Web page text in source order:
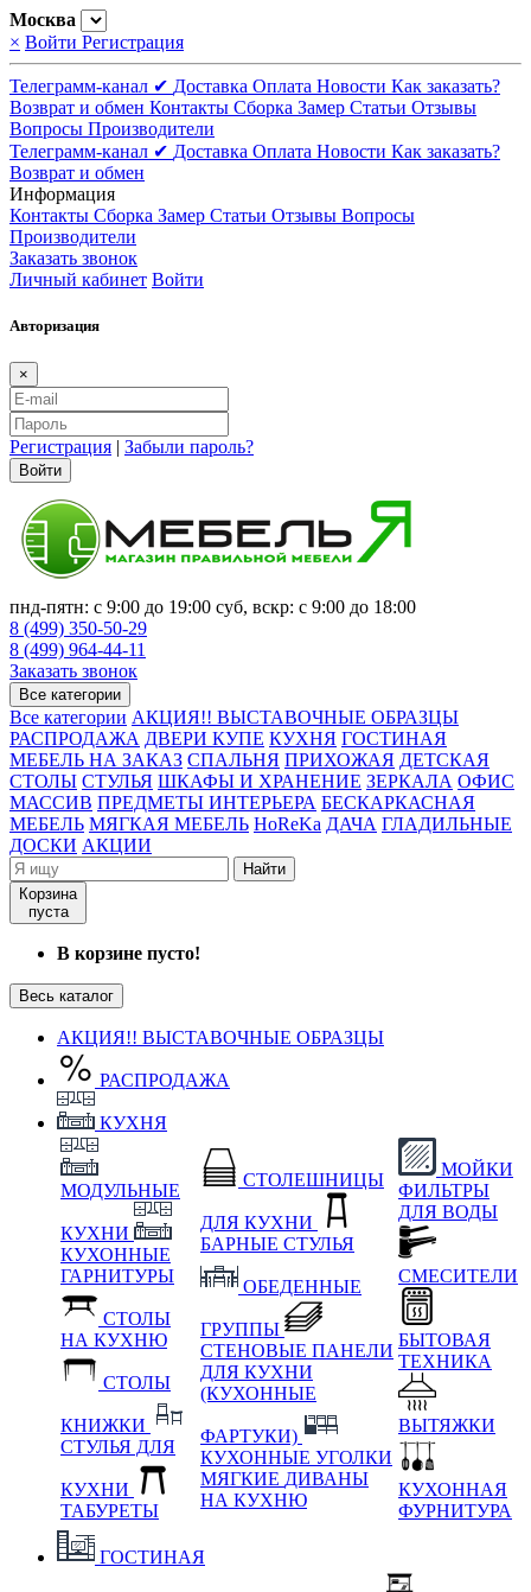
Москва
× Войти Регистрация
Телеграмм-канал ✔ Доставка Оплата Новости Как заказать?
Возврат и обмен Контакты Сборка Замер Статьи Отзывы
Вопросы Производители
Телеграмм-канал ✔ Доставка Оплата Новости Как заказать?
Возврат и обмен
Информация
Контакты Сборка Замер Статьи Отзывы Вопросы
Производители
Заказать звонок
Личный кабинет Войти
Авторизация
×
Регистрация | Забыли пароль?
Войти
пнд-пятн: с 9:00 до 19:00 суб, вскр: с 9:00 до 18:00
8 (499) 350-50-29
8 (499) 964-44-11
Заказать звонок
Все категории
Все категории АКЦИЯ!! ВЫСТАВОЧНЫЕ ОБРАЗЦЫ
РАСПРОДАЖА ДВЕРИ КУПЕ КУХНЯ ГОСТИНАЯ
МЕБЕЛЬ НА ЗАКАЗ СПАЛЬНЯ ПРИХОЖАЯ ДЕТСКАЯ
СТОЛЫ СТУЛЬЯ ШКАФЫ И ХРАНЕНИЕ ЗЕРКАЛА ОФИС
МАССИВ ПРЕДМЕТЫ ИНТЕРЬЕРА БЕСКАРКАСНАЯ
МЕБЕЛЬ МЯГКАЯ МЕБЕЛЬ HoReKa ДАЧА ГЛАДИЛЬНЫЕ
ДОСКИ АКЦИИ
Найти
Корзина
пуста
В корзине пусто!
Весь каталог
АКЦИЯ!! ВЫСТАВОЧНЫЕ ОБРАЗЦЫ
РАСПРОДАЖА
КУХНЯ
МОДУЛЬНЫЕ
КУХНИ
КУХОННЫЕ
ГАРНИТУРЫ
СТОЛЫ
НА КУХНЮ
СТОЛЫ
КНИЖКИ
СТУЛЬЯ ДЛЯ
КУХНИ
ТАБУРЕТЫ
СТОЛЕШНИЦЫ
ДЛЯ КУХНИ
БАРНЫЕ СТУЛЬЯ
ОБЕДЕННЫЕ
ГРУППЫ
СТЕНОВЫЕ ПАНЕЛИ
ДЛЯ КУХНИ
(КУХОННЫЕ
ФАРТУКИ)
КУХОННЫЕ УГОЛКИ
МЯГКИЕ ДИВАНЫ
НА КУХНЮ
МОЙКИ
ФИЛЬТРЫ
ДЛЯ ВОДЫ
СМЕСИТЕЛИ
БЫТОВАЯ
ТЕХНИКА
ВЫТЯЖКИ
КУХОННАЯ
ФУРНИТУРА
ГОСТИНАЯ